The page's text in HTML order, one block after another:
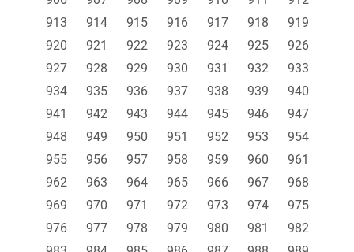
913
914 915 916 917 918
919
920
921 922 923 924 925
926
927
928 929 930 931 932
933
934
935 936 937 938 939
940
941
942 943 944 945 946
947
948
949 950 951 952 953
954
955
956 957 958 959 960
961
962
963 964 965 966 967
968
969
970 971 972 973 974
975
976
977 978 979 980 981
982